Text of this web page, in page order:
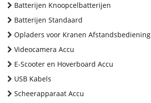
Batterijen Knoopcelbatterijen
Batterijen Standaard
Opladers voor Kranen Afstandsbediening
Videocamera Accu
E-Scooter en Hoverboard Accu
USB Kabels
Scheerapparaat Accu